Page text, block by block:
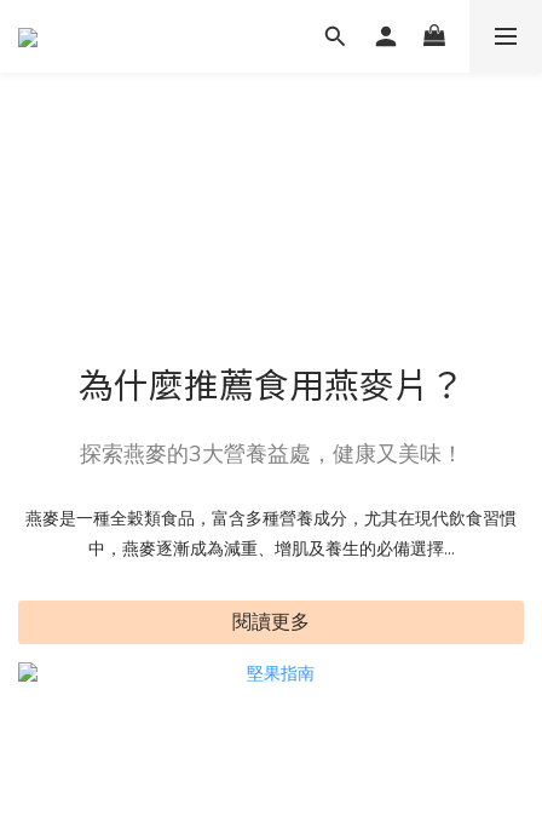
為什麼推薦食用燕麥片？
探索燕麥的3大營養益處，健康又美味！
燕麥是一種全穀類食品，富含多種營養成分，尤其在現代飲食習慣
中，燕麥逐漸成為減重、增肌及養生的必備選擇...
閱讀更多